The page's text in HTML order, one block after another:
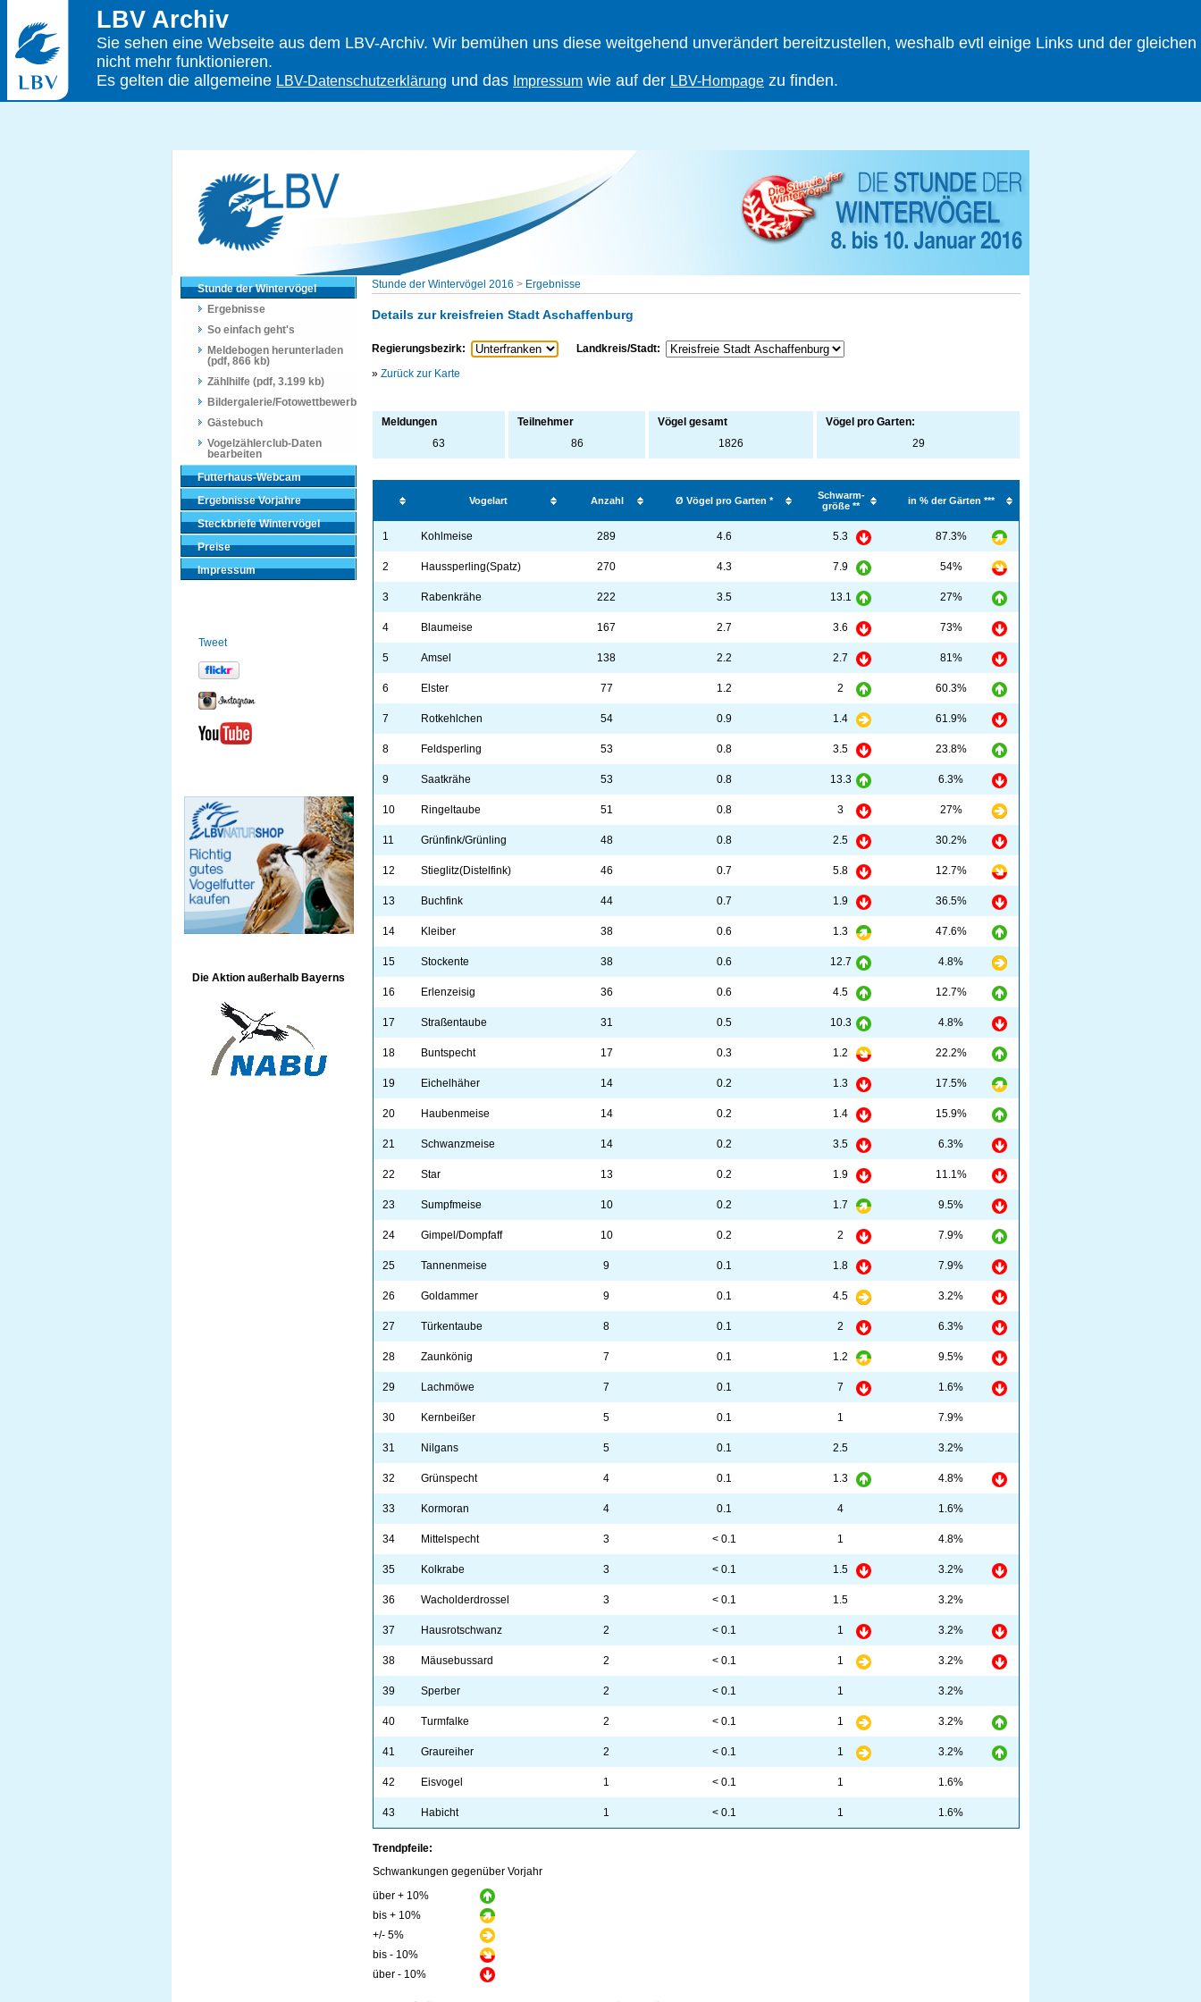
LBV Archiv
Sie sehen eine Webseite aus dem LBV-Archiv. Wir bemühen uns diese weitgehend unverändert bereitzustellen, weshalb evtl einige Links und der gleichen
nicht mehr funktionieren.
Es gelten die allgemeine LBV-Datenschutzerklärung und das Impressum wie auf der LBV-Hompage zu finden.
Stunde der Wintervögel
Ergebnisse
So einfach geht's
Meldebogen herunterladen
(pdf, 866 kb)
Zählhilfe (pdf, 3.199 kb)
Bildergalerie/Fotowettbewerb
Gästebuch
Vogelzählerclub-Daten
bearbeiten
Futterhaus-Webcam
Ergebnisse Vorjahre
Steckbriefe Wintervögel
Preise
Impressum
Tweet
Die Aktion außerhalb Bayerns
Stunde der Wintervögel 2016 > Ergebnisse
Details zur kreisfreien Stadt Aschaffenburg
Regierungsbezirk:
Landkreis/Stadt:
» Zurück zur Karte
Meldungen Teilnehmer Vögel gesamt
Vögel pro Garten:
63
86 1826 29
Vogelart Anzahl Ø Vögel pro Garten *
Schwarm-
größe **
in % der Gärten ***
1 Kohlmeise 289 4.6 5.3 87.3%
2 Haussperling(Spatz) 270 4.3 7.9 54%
3 Rabenkrähe 222 3.5 13.1 27%
4 Blaumeise 167 2.7 3.6 73%
5 Amsel 138 2.2 2.7 81%
6 Elster 77 1.2 2 60.3%
7 Rotkehlchen 54 0.9 1.4 61.9%
8 Feldsperling 53 0.8 3.5 23.8%
9 Saatkrähe 53 0.8 13.3 6.3%
10 Ringeltaube 51 0.8 3 27%
11 Grünfink/Grünling 48 0.8 2.5 30.2%
12 Stieglitz(Distelfink) 46 0.7 5.8 12.7%
13 Buchfink 44 0.7 1.9 36.5%
14 Kleiber 38 0.6 1.3 47.6%
15 Stockente 38 0.6 12.7 4.8%
16 Erlenzeisig 36 0.6 4.5 12.7%
17 Straßentaube 31 0.5 10.3 4.8%
18 Buntspecht 17 0.3 1.2 22.2%
19 Eichelhäher 14 0.2 1.3 17.5%
20 Haubenmeise 14 0.2 1.4 15.9%
21 Schwanzmeise 14 0.2 3.5 6.3%
22 Star 13 0.2 1.9 11.1%
23 Sumpfmeise 10 0.2 1.7 9.5%
24 Gimpel/Dompfaff 10 0.2 2 7.9%
25 Tannenmeise 9 0.1 1.8 7.9%
26 Goldammer 9 0.1 4.5 3.2%
27 Türkentaube 8 0.1 2 6.3%
28 Zaunkönig 7 0.1 1.2 9.5%
29 Lachmöwe 7 0.1 7 1.6%
30 Kernbeißer 5 0.1 1 7.9%
31 Nilgans 5 0.1 2.5 3.2%
32 Grünspecht 4 0.1 1.3 4.8%
33 Kormoran 4 0.1 4 1.6%
34 Mittelspecht 3 < 0.1 1 4.8%
35 Kolkrabe 3 < 0.1 1.5 3.2%
36 Wacholderdrossel 3 < 0.1 1.5 3.2%
37 Hausrotschwanz 2 < 0.1 1 3.2%
38 Mäusebussard 2 < 0.1 1 3.2%
39 Sperber 2 < 0.1 1 3.2%
40 Turmfalke 2 < 0.1 1 3.2%
41 Graureiher 2 < 0.1 1 3.2%
42 Eisvogel 1 < 0.1 1 1.6%
43 Habicht 1 < 0.1 1 1.6%
Trendpfeile:
Schwankungen gegenüber Vorjahr
über + 10%
bis + 10%
+/- 5%
bis - 10%
über - 10%